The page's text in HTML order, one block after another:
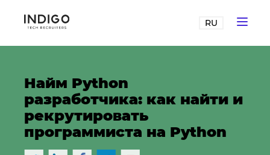
RU
Найм Python
разработчика: как найти и
рекрутировать
программиста на Python